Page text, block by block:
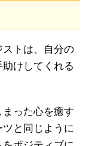
ストは、自分の
けしてくれる
った心を癒す
と同じように